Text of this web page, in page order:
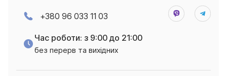
+380 96 033 11 03
Час роботи: з 9:00 до 21:00
без перерв та вихідних